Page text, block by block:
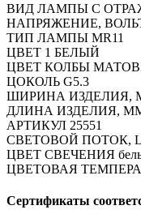
ВИД ЛАМПЫ С
НАПРЯЖЕНИЕ,
ТИП ЛАМПЫ MR11
ЦВЕТ 1 БЕЛЫЙ
ЦВЕТ КОЛБЫ
ЦОКОЛЬ G5.3
ШИРИНА ИЗДЕЛИЯ,
ДЛИНА ИЗДЕЛИЯ,
АРТИКУЛ 25551
СВЕТОВОЙ ПОТОК,
ЦВЕТ СВЕЧЕНИЯ
ЦВЕТОВАЯ
Сертификаты